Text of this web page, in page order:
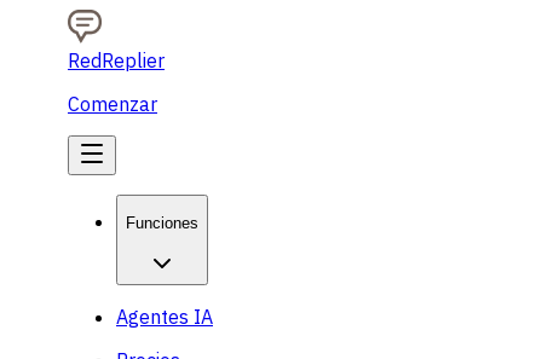
RedReplier
Comenzar
Funciones
Agentes IA